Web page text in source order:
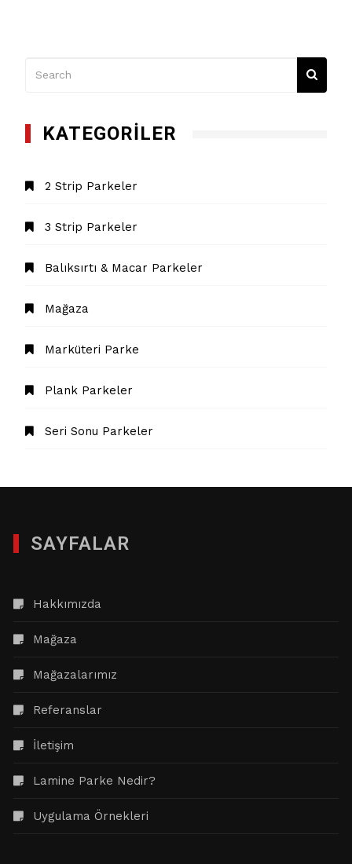
KATEGORILER
2 Strip Parkeler
3 Strip Parkeler
Balıksırtı & Macar Parkeler
Mağaza
Marküteri Parke
Plank Parkeler
Seri Sonu Parkeler
SAYFALAR
Hakkımızda
Mağaza
Mağazalarımız
Referanslar
İletişim
Lamine Parke Nedir?
Uygulama Örnekleri